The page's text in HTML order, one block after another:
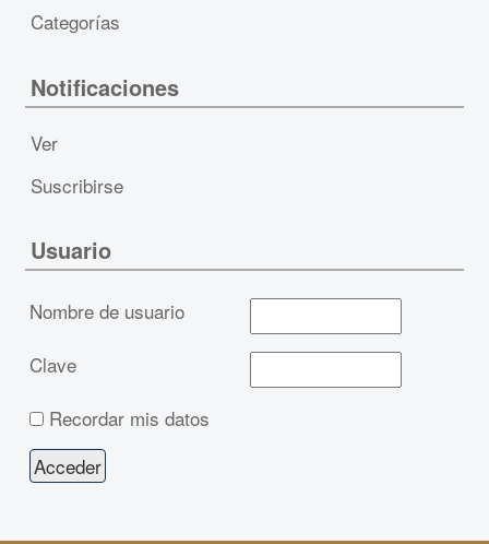
Categorías
Notificaciones
Ver
Suscribirse
Usuario
Nombre de usuario
Clave
Recordar mis datos